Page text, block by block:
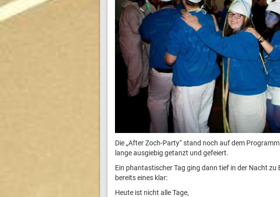
Die „After Zoch-Party“ stand noch auf dem
lange ausgiebig getanzt und gefeiert.
Ein phantastischer Tag ging dann tief in der Nacht
bereits eines klar:
Heute ist nicht alle Tage,